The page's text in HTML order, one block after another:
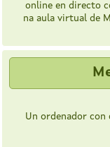
online en directo
na aula virtual de
Un ordenador con